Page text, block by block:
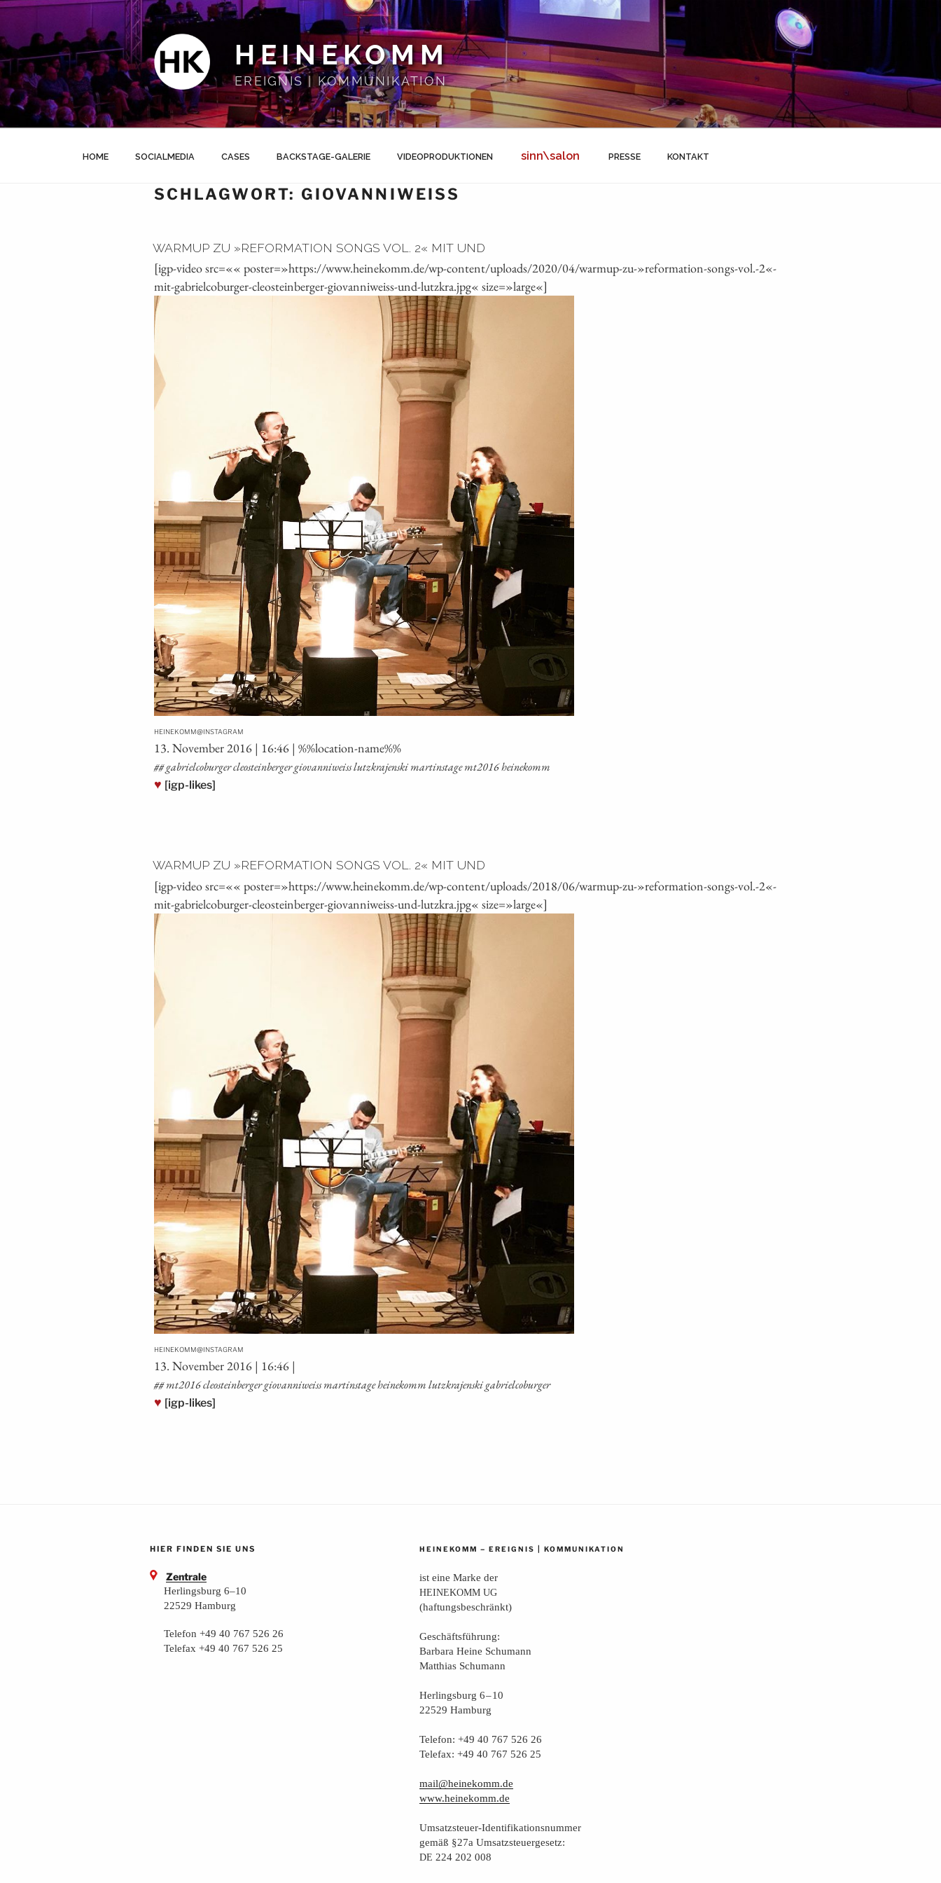
Zum
springen
HEINEKOMM
EREIGNIS | KOMMUNIKATION
HOME SOCIALMEDIA CASES BACKSTAGE-GALERIE VIDEOPRODUKTIONEN sinn\salon PRESSE KONTAKT
SCHLAGWORT: GIOVANNIWEISS
WARMUP ZU »REFORMATION SONGS VOL. 2« MIT UND
[igp-video src=«« poster=»https://www.heinekomm.de/wp-content/uploads/2020/04/warmup-zu-»reformation-songs-vol.-2«-
mit-gabrielcoburger-cleosteinberger-giovanniweiss-und-lutzkra.jpg« size=»large«]
HEINEKOMM@INSTAGRAM
13. Novem­ber 2016 | 16:46 | %%loca­ti­on-name%%
## gabriel­co­bur­ger cle­ost­ein­ber­ger gio­van­ni­weiss lutz­kra­jen­ski mar­tins­ta­ge mt2016 heinekomm
♥ [igp-likes]
WARMUP ZU »REFORMATION SONGS VOL. 2« MIT UND
[igp-video src=«« poster=»https://www.heinekomm.de/wp-content/uploads/2018/06/warmup-zu-»reformation-songs-vol.-2«-
mit-gabrielcoburger-cleosteinberger-giovanniweiss-und-lutzkra.jpg« size=»large«]
HEINEKOMM@INSTAGRAM
13. Novem­ber 2016 | 16:46 |
## mt2016 cle­ost­ein­ber­ger gio­van­ni­weiss mar­tins­ta­ge hei­ne­komm lutz­kra­jen­ski gabrielcoburger
♥ [igp-likes]
HIER FINDEN SIE UNS
Zentrale
Herlingsburg 6–10
22529 Hamburg
Telefon +49 40 767 526 26
Telefax +49 40 767 526 25
HEINEKOMM – EREIGNIS KOMMUNIKATION
ist eine Mar­ke der
HEINEKOMM UG
(haf­tungs­be­schränkt)
Geschäfts­füh­rung:
Bar­ba­ra Hei­ne Schumann
Mat­thi­as Schumann
Her­lings­burg 6 – 10
22529 Hamburg
Tele­fon: +49 40 767 526 26
Tele­fax: +49 40 767 526 25
mail@heinekomm.de
www.heinekomm.de
Umsatz­steu­er-Iden­ti­fi­ka­ti­ons­num­mer
gemäß §27a Umsatzsteuergesetz:
DE 224 202 008